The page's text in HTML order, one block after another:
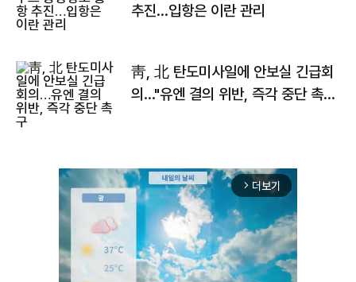
추진…입항은 이란 관리
靑, 北 탄도미사일에 안보실 긴급회
의…"유엔 결의 위반, 즉각 중단 촉
arrow_forward_ios 더보기